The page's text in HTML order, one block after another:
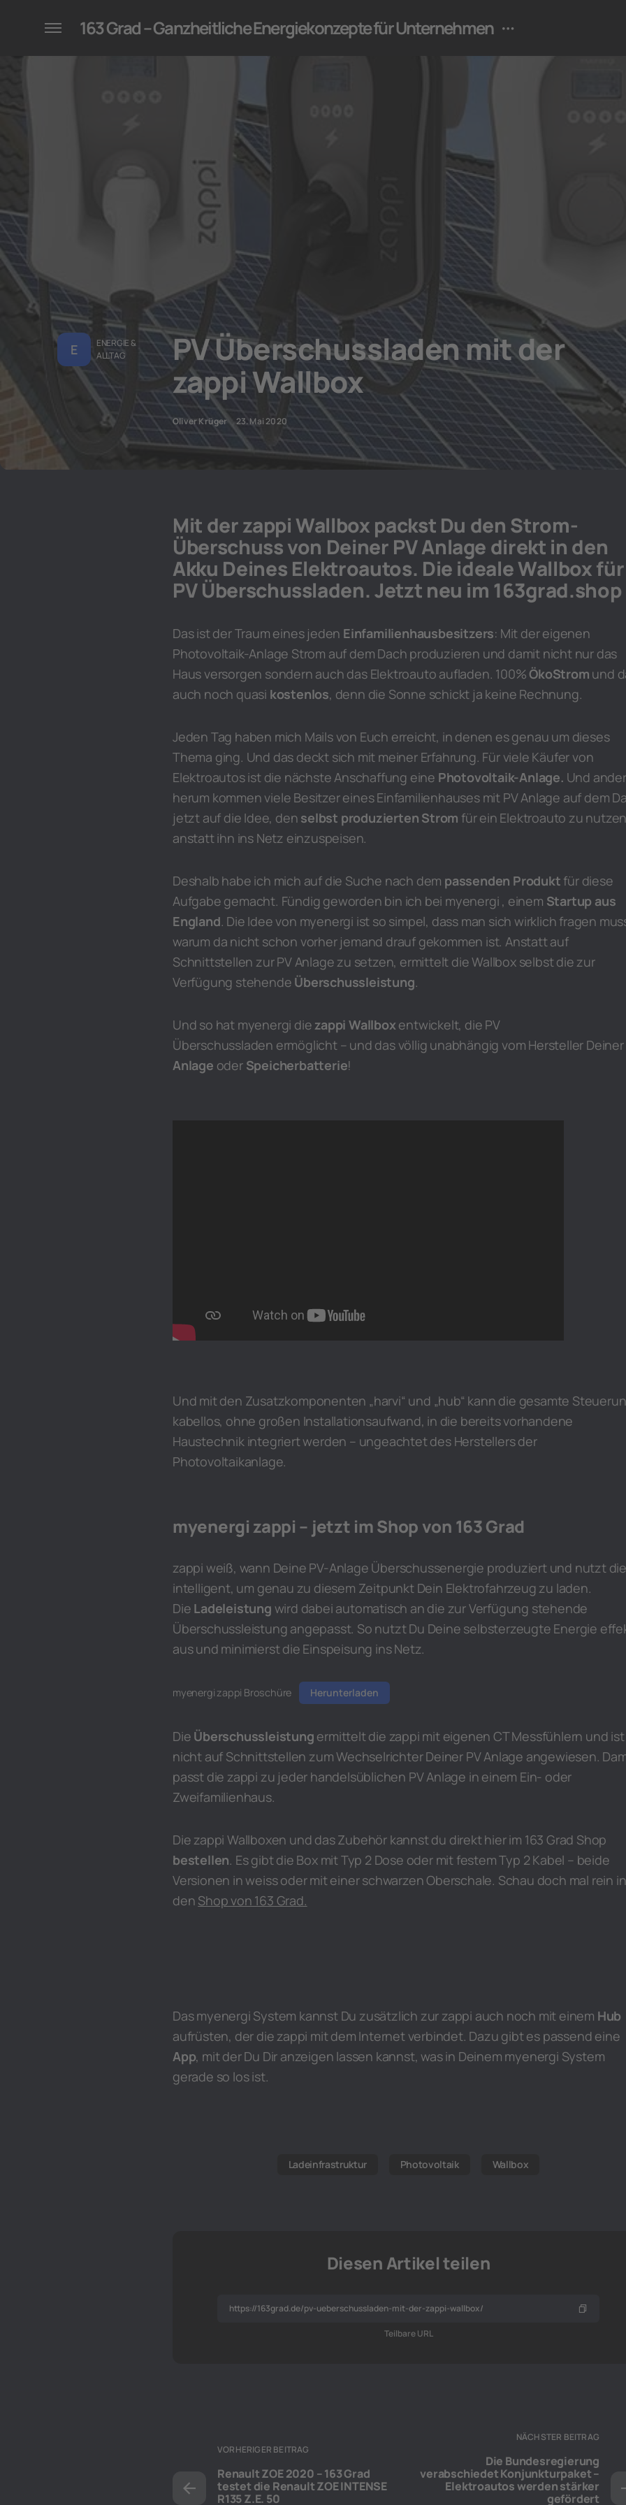
für Unternehmen
163 Grad – Ganzheitliche Energiekonzepte für Unternehmen
E
ENERGIE &
ALLTAG
PV Überschussladen mit der
zappi Wallbox
Oliver Krüger 23. Mai 2020
Mit der zappi Wallbox packst Du den Strom-
Überschuss von Deiner PV Anlage direkt in den
Akku Deines Elektroautos. Die ideale Wallbox für
PV Überschussladen. Jetzt neu im 163grad.shop
Das ist der Traum eines jeden Einfamilienhausbesitzers: Mit der eigenen
Photovoltaik-Anlage Strom auf dem Dach produzieren und damit nicht nur das
Haus versorgen sondern auch das Elektroauto aufladen. 100%ÖkoStrom und
auch noch quasi kostenlos, denn die Sonne schickt ja keine Rechnung.
Jeden Tag haben mich Mails von Euch erreicht, in denen es genau um dieses
Thema ging. Und das deckt sich mit meiner Erfahrung. Für viele Käufer von
Elektroautos ist die nächste Anschaffung eine Photovoltaik-Anlage. Und
herum kommen viele Besitzer eines Einfamilienhauses mit PV Anlage auf dem
jetzt auf die Idee, den selbst produzierten Strom für ein Elektroauto zu
anstatt ihn ins Netz einzuspeisen.
Deshalb habe ich mich auf die Suche nach dem passenden Produkt für diese
Aufgabe gemacht. Fündig geworden bin ich bei myenergi , einem Startup aus
England. Die Idee von myenergi ist so simpel, dass man sich wirklich fragen
warum da nicht schon vorher jemand drauf gekommen ist. Anstatt auf
Schnittstellen zur PV Anlage zu setzen, ermittelt die Wallbox selbst die zur
Verfügung stehende Überschussleistung.
Und so hat myenergi diezappi Wallboxentwickelt, die PV
Überschussladen ermöglicht – und das völlig unabhängig vom Hersteller Deiner
Anlage oder Speicherbatterie!
Und mit den Zusatzkomponenten „harvi“ und „hub“ kann die gesamte
kabellos, ohne großen Installationsaufwand, in die bereits vorhandene
Haustechnik integriert werden – ungeachtet des Herstellers der
Photovoltaikanlage.
myenergi zappi – jetzt im Shop von 163 Grad
zappi weiß, wann Deine PV-Anlage Überschussenergie produziert und nutzt
intelligent, um genau zu diesem Zeitpunkt Dein Elektrofahrzeug zu laden.
Die Ladeleistung wird dabei automatisch an die zur Verfügung stehende
Überschussleistung angepasst. So nutzt Du Deine selbsterzeugte Energie
aus und minimierst die Einspeisung ins Netz.
myenergi zappi Broschüre Herunterladen
Die Überschussleistung ermittelt die zappi mit eigenen CT Messfühlern und
nicht auf Schnittstellen zum Wechselrichter Deiner PV Anlage angewiesen.
passt die zappi zu jeder handelsüblichen PV Anlage in einem Ein- oder
Zweifamilienhaus.
Die zappi Wallboxen und das Zubehör kannst du direkt hier im 163 Grad Shop
bestellen. Es gibt die Box mit Typ 2 Dose oder mit festem Typ 2 Kabel – beide
Versionen in weiss oder mit einer schwarzen Oberschale. Schau doch mal rein in
den Shop von 163 Grad.
Das myenergi System kannst Du zusätzlich zur zappi auch noch mit einem Hub
aufrüsten, der die zappi mit dem Internet verbindet. Dazu gibt es passend eine
App, mit der Du Dir anzeigen lassen kannst, was in Deinem myenergi System
gerade so los ist.
Ladeinfrastruktur Photovoltaik Wallbox
Diesen Artikel teilen
Teilbare URL
VORHERIGER BEITRAG
Renault ZOE 2020 – 163 Grad
testet die Renault ZOE INTENSE
R135 Z.E. 50
NÄCHSTER BEITRAG
Die Bundesregierung
verabschiedet Konjunkturpaket –
Elektroautos werden stärker
gefördert